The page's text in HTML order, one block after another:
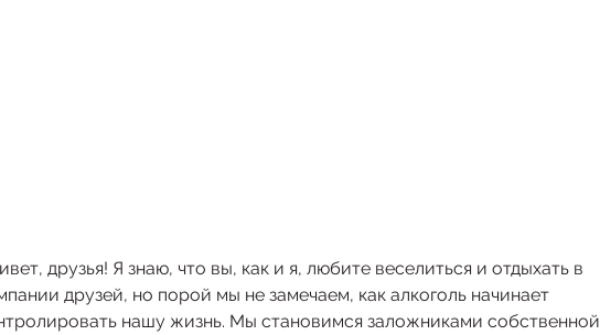
друзья! Я знаю, что вы, как и я, любите веселиться и отдыхать в
друзей, но порой мы не замечаем, как алкоголь начинает
нашу жизнь. Мы становимся заложниками собственной